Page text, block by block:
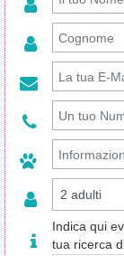
Indica qui
tua ricerca